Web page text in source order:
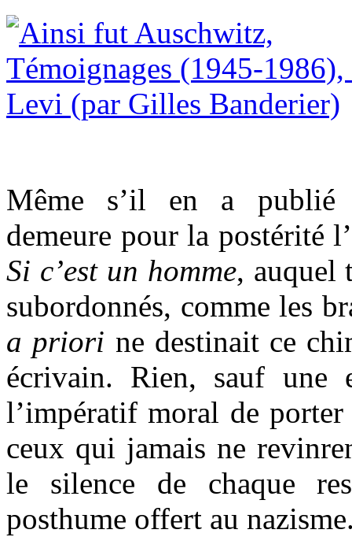
Même s’il en a publié
demeure pour la postérité
Si c’est un homme, auquel
subordonnés, comme les
a priori ne destinait ce
écrivain. Rien, sauf une
l’impératif moral de
ceux qui jamais ne
le silence de chaque
posthume offert au